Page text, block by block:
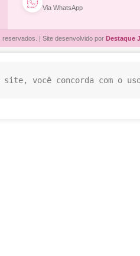
Via WhatsApp
| Site desenvolvido por Destaque
site, você concorda com o